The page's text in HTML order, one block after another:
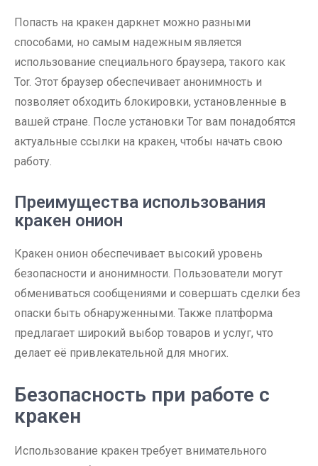
Попасть на кракен даркнет можно разными
способами, но самым надежным является
использование специального браузера, такого как
Tor. Этот браузер обеспечивает анонимность и
позволяет обходить блокировки, установленные в
вашей стране. После установки Tor вам понадобятся
актуальные ссылки на кракен, чтобы начать свою
работу.
Преимущества использования
кракен онион
Кракен онион обеспечивает высокий уровень
безопасности и анонимности. Пользователи могут
обмениваться сообщениями и совершать сделки без
опаски быть обнаруженными. Также платформа
предлагает широкий выбор товаров и услуг, что
делает её привлекательной для многих.
Безопасность при работе с
кракен
Использование кракен требует внимательного